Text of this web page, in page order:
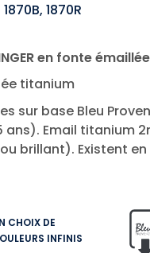
1870B, 1870R
en fonte émaillée
titanium
sur base Bleu
ans). Email titanium
brillant). Existent
CHOIX DE
INFINIS